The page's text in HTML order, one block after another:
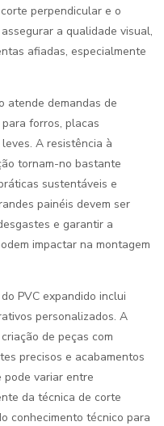
perpendicular e o
a qualidade visual,
afiadas, especialmente
atende demandas de
forros, placas
A resistência à
tornam-no bastante
sustentáveis e
painéis devem ser
e garantir a
impactar na montagem
PVC expandido inclui
personalizados. A
de peças com
precisos e acabamentos
pode variar entre
da técnica de corte
conhecimento técnico para